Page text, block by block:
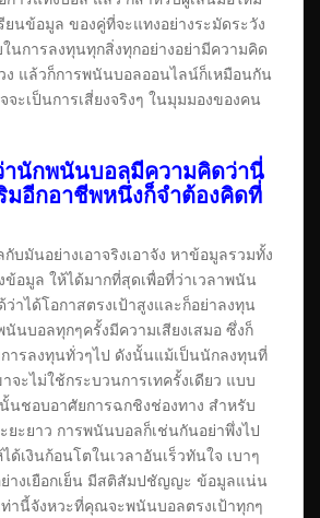
ยนข้อมูล ของคู่ที่จะแทงอย่างระมัดระวัง
นการลงทุนทุกสิ่งทุกอย่างอย่ามีความคิด
ง แล้วก็การพนันบอลออนไลน์ก็เหมือนกัน
ะเป็นการเสี่ยงจริงๆ ในมุมมองของคน
านักพนันบอลมีความคิดว่านี่
มอีกอาชีพหนึ่งก็จำต้องคิดที่
บมันอย่างเอาจริงเอาจัง หาข้อมูลรวมทั้ง
ข้อมูล ให้ได้มากที่สุดเพื่อที่ว่าเวลาพนัน
าได้โอกาสตรงเป้าสูงและก็อย่าลงทุน
นันบอลทุกๆครั้งมีความเสียงเสมอ ซึ่งก็
ารลงทุนทั่วๆไป ดังนั้นแม้เป็นนักลงทุนที่
จะไม่ใช้กระบวนการเทครั้งเดียว แบบ
นชอบอาศัยการฉกชิงช่องทาง สำหรับ
ยะยาว การพนันบอลก็เช่นกันอย่าพึ่งไป
ด้เงินก้อนโตในเวลาอันเร็วทันใจ เบาๆ
ย่างเยือกเย็น มีสติสัมปชัญญะ ข้อมูลแน่น
ท่านี้จังหวะที่คุณจะพนันบอลตรงเป้าทุกๆ